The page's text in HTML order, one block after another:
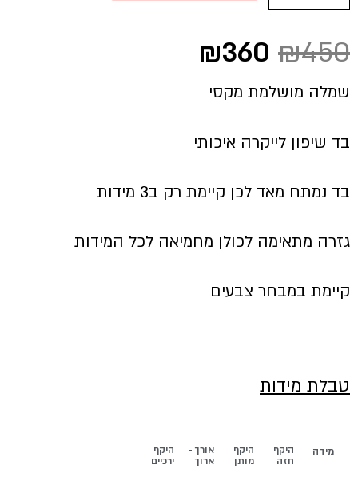
₪450 המחיר
המקורי
היה:
₪450.
₪360
שמלה מושלמת מקסי
בד שיפון לייקרה איכותי
בד נמתח מאד לכן קיימת רק ב3 מידות
גזרה מתאימה לכולן מחמיאה לכל המידות
קיימת במבחר צבעים
טבלת מידות
מידה
היקף
חזה
היקף
מותן
אורך -
ארוך
היקף
ירכיים